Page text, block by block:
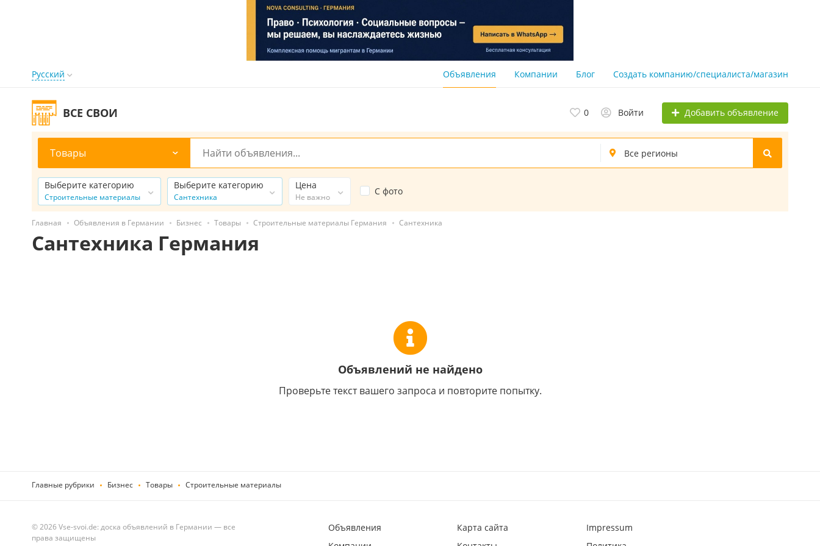
Русский Объявления Компании Блог Создать компанию/специалиста/магазин
ВСЕ СВОИ 0 Войти Добавить объявление
Товары
Выберите категорию
Строительные материалы
Выберите категорию
Сантехника
Цена
Не важно
С фото
Главная Объявления в Германии Бизнес Товары Строительные материалы Германия Сантехника
Сантехника Германия
Объявлений не найдено
Проверьте текст вашего запроса и повторите попытку.
Главные рубрики Бизнес Товары Строительные материалы
© 2026 Vse-svoi.de: доска объявлений в Германии — все
права защищены
Объявления
Карта сайта
Impressum